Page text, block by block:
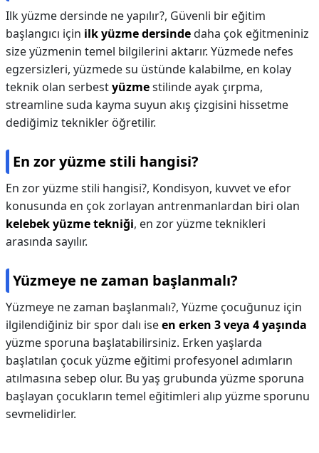
Ilk yüzme dersinde ne yapılır?, Güvenli bir eğitim
başlangıcı için ilk yüzme dersindedaha çok eğitmeniniz
size yüzmenin temel bilgilerini aktarır. Yüzmede nefes
egzersizleri, yüzmede su üstünde kalabilme, en kolay
teknik olan serbestyüzmestilinde ayak çırpma,
streamline suda kayma suyun akış çizgisini hissetme
dediğimiz teknikler öğretilir.
En zor yüzme stili hangisi?
En zor yüzme stili hangisi?, Kondisyon, kuvvet ve efor
konusunda en çok zorlayan antrenmanlardan biri olan
kelebek yüzme tekniği, en zor yüzme teknikleri
arasında sayılır.
Yüzmeye ne zaman başlanmalı?
Yüzmeye ne zaman başlanmalı?, Yüzme çocuğunuz için
ilgilendiğiniz bir spor dalı iseen erken 3 veya 4 yaşında
yüzme sporuna başlatabilirsiniz. Erken yaşlarda
başlatılan çocuk yüzme eğitimi profesyonel adımların
atılmasına sebep olur. Bu yaş grubunda yüzme sporuna
başlayan çocukların temel eğitimleri alıp yüzme sporunu
sevmelidirler.